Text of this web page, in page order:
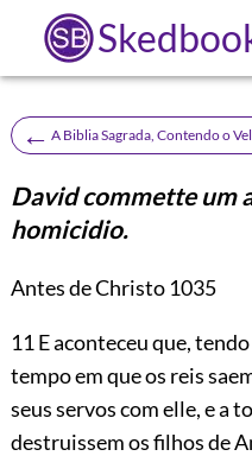
← A Biblia Sagrada, Contendo o
David commette um
homicidio.
Antes de Christo 1035
11E aconteceu que,
tempo em que os reis
seus servos com elle, e a
destruissem os filhos de